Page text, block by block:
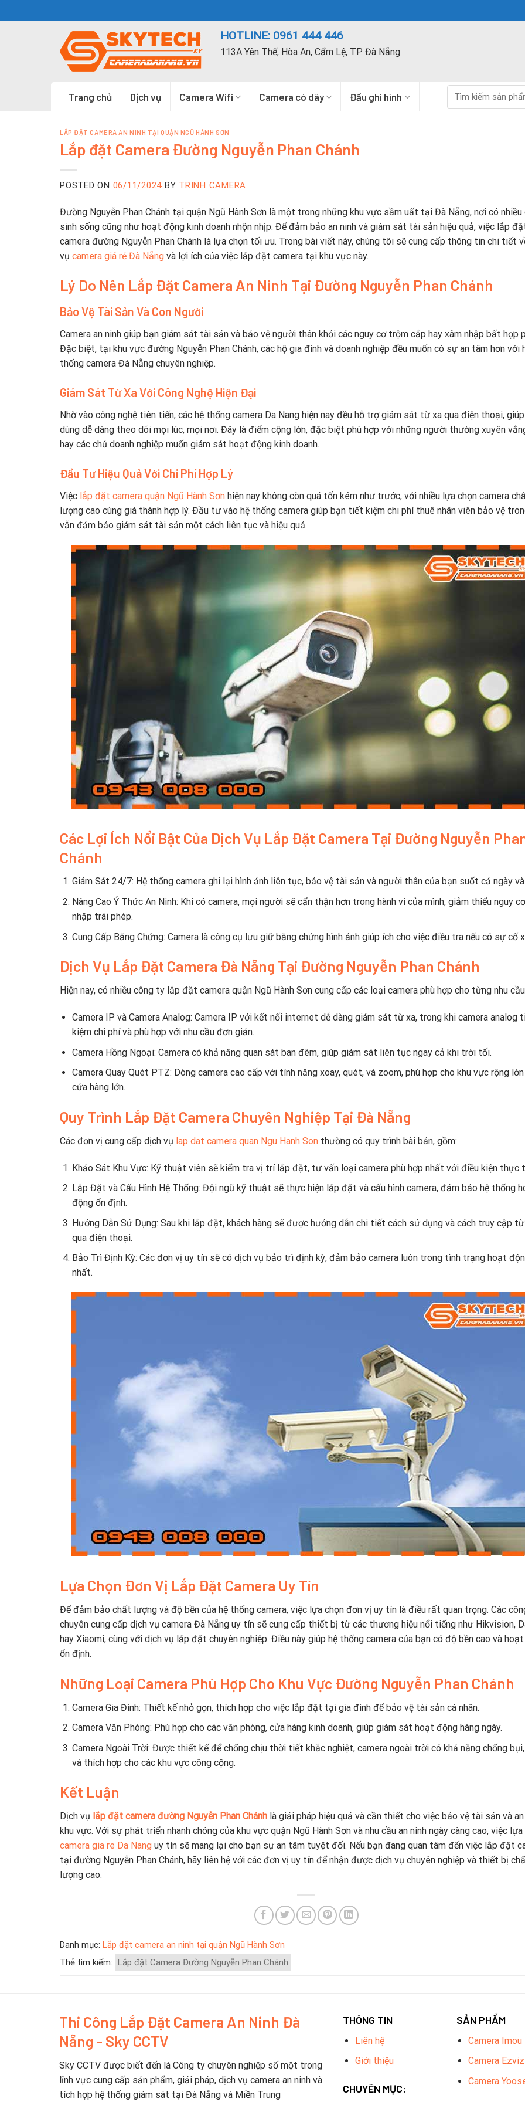
to
HOTLINE: 0961 444 446
113A Yên Thế, Hòa An, Cẩm Lệ, TP. Đà Nẵng
Trang chủ Dịch vụ Camera Wifi Camera có dây Đầu ghi hình
kiếm:
LẮP ĐẶT CAMERA AN NINH TẠI QUẬN NGŨ HÀNH SƠN
Lắp đặt Camera Đường Nguyễn Phan Chánh
POSTED ON 06/11/2024 BY TRINH CAMERA
Đường Nguyễn Phan Chánh tại quận Ngũ Hành Sơn là một trong những khu vực sầm uất tại Đà Nẵng, nơi có nhiều
sinh sống cũng như hoạt động kinh doanh nhộn nhịp. Để đảm bảo an ninh và giám sát tài sản hiệu quả, việc lắp
camera đường Nguyễn Phan Chánh là lựa chọn tối ưu. Trong bài viết này, chúng tôi sẽ cung cấp thông tin chi tiết
vụ camera giá rẻ Đà Nẵng và lợi ích của việc lắp đặt camera tại khu vực này.
Lý Do Nên Lắp Đặt Camera An Ninh Tại Đường Nguyễn Phan Chánh
Bảo Vệ Tài Sản Và Con Người
Camera an ninh giúp bạn giám sát tài sản và bảo vệ người thân khỏi các nguy cơ trộm cắp hay xâm nhập bất hợp
Đặc biệt, tại khu vực đường Nguyễn Phan Chánh, các hộ gia đình và doanh nghiệp đều muốn có sự an tâm hơn với
thống camera Đà Nẵng chuyên nghiệp.
Giám Sát Từ Xa Với Công Nghệ Hiện Đại
Nhờ vào công nghệ tiên tiến, các hệ thống camera Da Nang hiện nay đều hỗ trợ giám sát từ xa qua điện thoại,
dùng dễ dàng theo dõi mọi lúc, mọi nơi. Đây là điểm cộng lớn, đặc biệt phù hợp với những người thường xuyên
hay các chủ doanh nghiệp muốn giám sát hoạt động kinh doanh.
Đầu Tư Hiệu Quả Với Chi Phí Hợp Lý
Việc lắp đặt camera quận Ngũ Hành Sơn hiện nay không còn quá tốn kém như trước, với nhiều lựa chọn camera
lượng cao cùng giá thành hợp lý. Đầu tư vào hệ thống camera giúp bạn tiết kiệm chi phí thuê nhân viên bảo vệ
vẫn đảm bảo giám sát tài sản một cách liên tục và hiệu quả.
Các Lợi Ích Nổi Bật Của Dịch Vụ Lắp Đặt Camera Tại Đường Nguyễn
Chánh
Giám Sát 24/7: Hệ thống camera ghi lại hình ảnh liên tục, bảo vệ tài sản và người thân của bạn suốt cả ngày
Nâng Cao Ý Thức An Ninh: Khi có camera, mọi người sẽ cẩn thận hơn trong hành vi của mình, giảm thiểu nguy
nhập trái phép.
Cung Cấp Bằng Chứng: Camera là công cụ lưu giữ bằng chứng hình ảnh giúp ích cho việc điều tra nếu có sự cố
Dịch Vụ Lắp Đặt Camera Đà Nẵng Tại Đường Nguyễn Phan Chánh
Hiện nay, có nhiều công ty lắp đặt camera quận Ngũ Hành Sơn cung cấp các loại camera phù hợp cho từng nhu
Camera IP và Camera Analog: Camera IP với kết nối internet dễ dàng giám sát từ xa, trong khi camera analog
kiệm chi phí và phù hợp với nhu cầu đơn giản.
Camera Hồng Ngoại: Camera có khả năng quan sát ban đêm, giúp giám sát liên tục ngay cả khi trời tối.
Camera Quay Quét PTZ: Dòng camera cao cấp với tính năng xoay, quét, và zoom, phù hợp cho khu vực rộng
cửa hàng lớn.
Quy Trình Lắp Đặt Camera Chuyên Nghiệp Tại Đà Nẵng
Các đơn vị cung cấp dịch vụ lap dat camera quan Ngu Hanh Son thường có quy trình bài bản, gồm:
Khảo Sát Khu Vực: Kỹ thuật viên sẽ kiểm tra vị trí lắp đặt, tư vấn loại camera phù hợp nhất với điều kiện thực
Lắp Đặt và Cấu Hình Hệ Thống: Đội ngũ kỹ thuật sẽ thực hiện lắp đặt và cấu hình camera, đảm bảo hệ thống
động ổn định.
Hướng Dẫn Sử Dụng: Sau khi lắp đặt, khách hàng sẽ được hướng dẫn chi tiết cách sử dụng và cách truy cập
qua điện thoại.
Bảo Trì Định Kỳ: Các đơn vị uy tín sẽ có dịch vụ bảo trì định kỳ, đảm bảo camera luôn trong tình trạng hoạt
nhất.
Lựa Chọn Đơn Vị Lắp Đặt Camera Uy Tín
Để đảm bảo chất lượng và độ bền của hệ thống camera, việc lựa chọn đơn vị uy tín là điều rất quan trọng. Các
chuyên cung cấp dịch vụ camera Đà Nẵng uy tín sẽ cung cấp thiết bị từ các thương hiệu nổi tiếng như Hikvision,
hay Xiaomi, cùng với dịch vụ lắp đặt chuyên nghiệp. Điều này giúp hệ thống camera của bạn có độ bền cao và
ổn định.
Những Loại Camera Phù Hợp Cho Khu Vực Đường Nguyễn Phan Chánh
Camera Gia Đình: Thiết kế nhỏ gọn, thích hợp cho việc lắp đặt tại gia đình để bảo vệ tài sản cá nhân.
Camera Văn Phòng: Phù hợp cho các văn phòng, cửa hàng kinh doanh, giúp giám sát hoạt động hàng ngày.
Camera Ngoài Trời: Được thiết kế để chống chịu thời tiết khắc nghiệt, camera ngoài trời có khả năng chống
và thích hợp cho các khu vực công cộng.
Kết Luận
Dịch vụ lắp đặt camera đường Nguyễn Phan Chánh là giải pháp hiệu quả và cần thiết cho việc bảo vệ tài sản và
khu vực. Với sự phát triển nhanh chóng của khu vực quận Ngũ Hành Sơn và nhu cầu an ninh ngày càng cao, việc lựa
camera gia re Da Nang uy tín sẽ mang lại cho bạn sự an tâm tuyệt đối. Nếu bạn đang quan tâm đến việc lắp đặt
tại đường Nguyễn Phan Chánh, hãy liên hệ với các đơn vị uy tín để nhận được dịch vụ chuyên nghiệp và thiết bị
lượng cao.
Danh mục: Lắp đặt camera an ninh tại quận Ngũ Hành Sơn
Thẻ tìm kiếm: Lắp đặt Camera Đường Nguyễn Phan Chánh
Thi Công Lắp Đặt Camera An Ninh Đà
Nẵng - Sky CCTV
Sky CCTV được biết đến là Công ty chuyên nghiệp số một trong
lĩnh vực cung cấp sản phẩm, giải pháp, dịch vụ camera an ninh và
tích hợp hệ thống giám sát tại Đà Nẵng và Miền Trung
THÔNG TIN
Liên hệ
Giới thiệu
CHUYÊN MỤC:
SẢN PHẨM
Camera Imou
Camera Ezviz
Camera